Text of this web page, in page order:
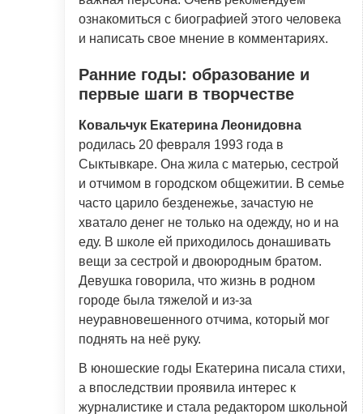
ознакомиться с биографией этого человека
и написать свое мнение в комментариях.
Ранние годы: образование и
первые шаги в творчестве
Ковальчук Екатерина Леонидовна
родилась 20 февраля 1993 года в
Сыктывкаре. Она жила с матерью, сестрой
и отчимом в городском общежитии. В семье
часто царило безденежье, зачастую не
хватало денег не только на одежду, но и на
еду. В школе ей приходилось донашивать
вещи за сестрой и двоюродным братом.
Девушка говорила, что жизнь в родном
городе была тяжелой и из-за
неуравновешенного отчима, который мог
поднять на неё руку.
В юношеские годы Екатерина писала стихи,
а впоследствии проявила интерес к
журналистике и стала редактором школьной